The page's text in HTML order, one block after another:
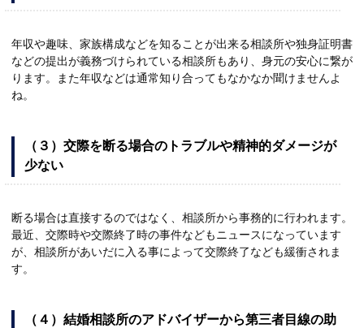
年収や趣味、家族構成などを知ることが出来る相談所や独身証明書
などの提出が義務づけられている相談所もあり、身元の安心に繋が
ります。また年収などは通常知り合ってもなかなか聞けませんよ
ね。
（３）交際を断る場合のトラブルや精神的ダメージが
少ない
断る場合は直接するのではなく、相談所から事務的に行われます。
最近、交際時や交際終了時の事件などもニュースになっています
が、相談所があいだに入る事によって交際終了なども緩衝されま
す。
（４）結婚相談所のアドバイザーから第三者目線の助